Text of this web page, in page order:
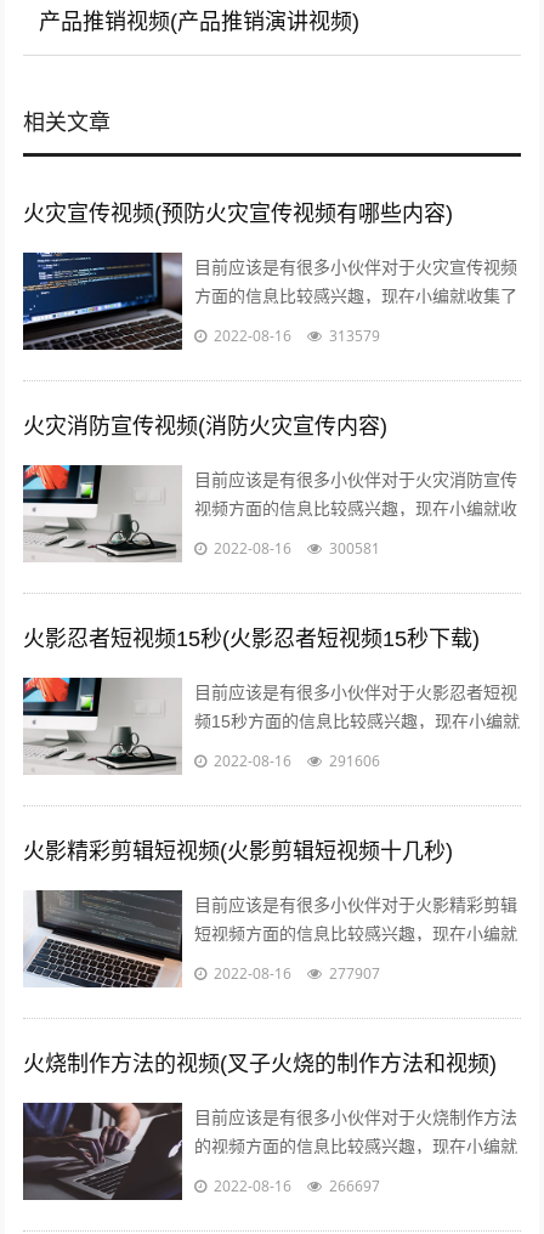
产品推销视频(产品推销演讲视频)
相关文章
火灾宣传视频(预防火灾宣传视频有哪些内容)
目前应该是有很多小伙伴对于火灾宣传视频
方面的信息比较感兴趣，现在小编就收集了
一些与预防火灾宣传视频有哪些内容相关的
2022-08-16 313579
火灾消防宣传视频(消防火灾宣传内容)
目前应该是有很多小伙伴对于火灾消防宣传
视频方面的信息比较感兴趣，现在小编就收
集了一些与消防火灾宣传内容相关的信息来
2022-08-16 300581
火影忍者短视频15秒(火影忍者短视频15秒下载)
目前应该是有很多小伙伴对于火影忍者短视
频15秒方面的信息比较感兴趣，现在小编就
收集了一些与火影忍者短视频15秒下载相关
2022-08-16 291606
火影精彩剪辑短视频(火影剪辑短视频十几秒)
目前应该是有很多小伙伴对于火影精彩剪辑
短视频方面的信息比较感兴趣，现在小编就
收集了一些与火影剪辑短视频十几秒相关的
2022-08-16 277907
火烧制作方法的视频(叉子火烧的制作方法和视频)
目前应该是有很多小伙伴对于火烧制作方法
的视频方面的信息比较感兴趣，现在小编就
收集了一些与叉子火烧的制作方法和视频相
2022-08-16 266697